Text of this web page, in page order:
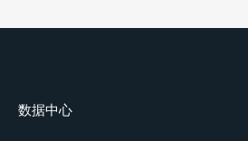
数据中心